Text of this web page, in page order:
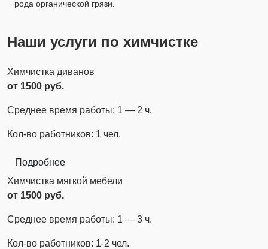
рода органической грязи.
Наши услуги по химчистке
Химчистка диванов
от 1500 руб.
Среднее время работы: 1 — 2 ч.
Кол-во работников: 1 чел.
Подробнее
Химчистка мягкой мебели
от 1500 руб.
Среднее время работы: 1 — 3 ч.
Кол-во работников: 1-2 чел.